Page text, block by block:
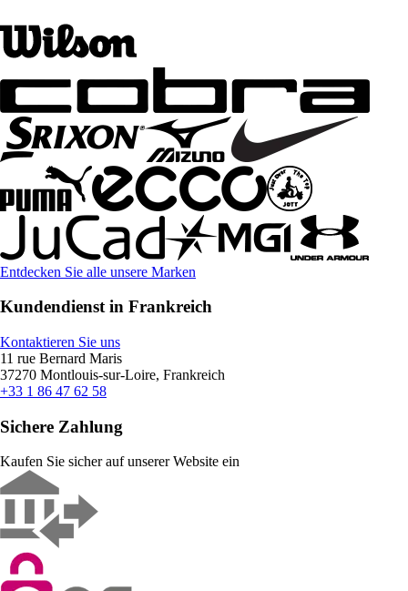
Entdecken Sie alle unsere Marken
Kundendienst in Frankreich
Kontaktieren Sie uns
11 rue Bernard Maris
37270 Montlouis-sur-Loire, Frankreich
+33 1 86 47 62 58
Sichere Zahlung
Kaufen Sie sicher auf unserer Website ein